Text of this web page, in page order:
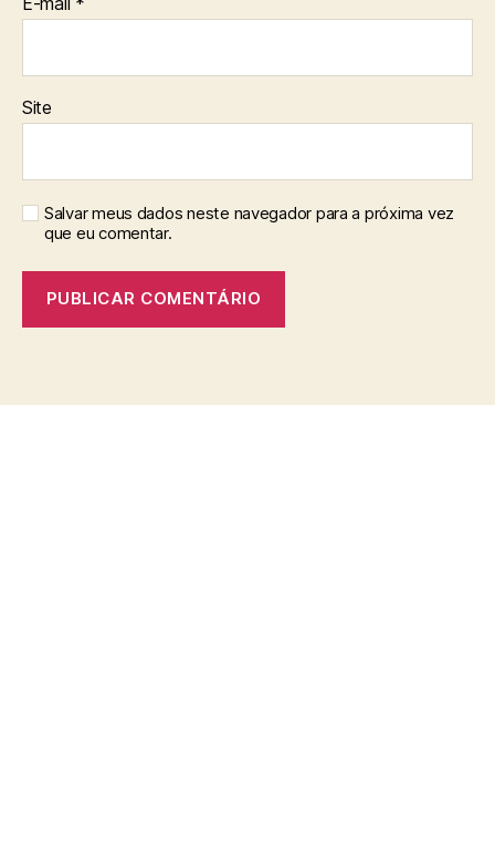
Site
Salvar meus dados neste navegador para a próxima vez
que eu comentar.